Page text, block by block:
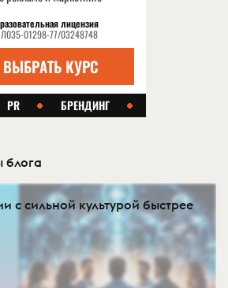
блога
с сильной культурой быстрее